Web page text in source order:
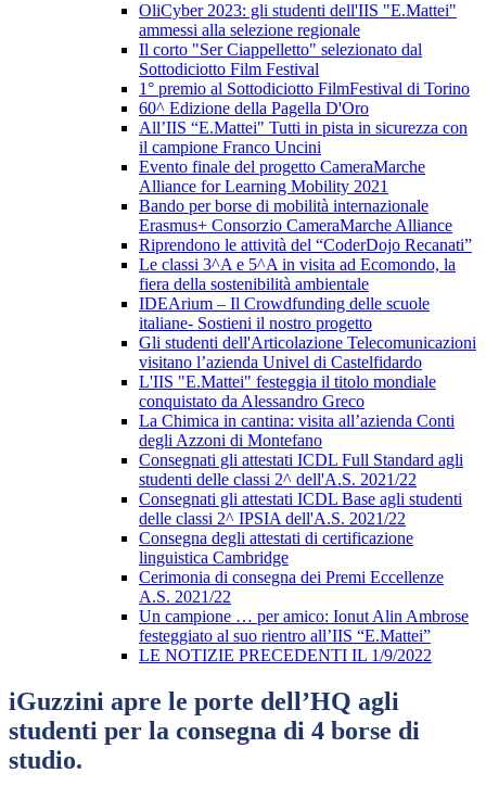
OliCyber 2023: gli studenti dell'IIS "E.Mattei"
ammessi alla selezione regionale
Il corto "Ser Ciappelletto" selezionato dal
Sottodiciotto Film Festival
1° premio al Sottodiciotto FilmFestival di Torino
60^ Edizione della Pagella D'Oro
All’IIS “E.Mattei" Tutti in pista in sicurezza con
il campione Franco Uncini
Evento finale del progetto CameraMarche
Alliance for Learning Mobility 2021
Bando per borse di mobilità internazionale
Erasmus+ Consorzio CameraMarche Alliance
Riprendono le attività del “CoderDojo Recanati”
Le classi 3^A e 5^A in visita ad Ecomondo, la
fiera della sostenibilità ambientale
IDEArium – Il Crowdfunding delle scuole
italiane- Sostieni il nostro progetto
Gli studenti dell'Articolazione Telecomunicazioni
visitano l’azienda Univel di Castelfidardo
L'IIS "E.Mattei" festeggia il titolo mondiale
conquistato da Alessandro Greco
La Chimica in cantina: visita all’azienda Conti
degli Azzoni di Montefano
Consegnati gli attestati ICDL Full Standard agli
studenti delle classi 2^ dell'A.S. 2021/22
Consegnati gli attestati ICDL Base agli studenti
delle classi 2^ IPSIA dell'A.S. 2021/22
Consegna degli attestati di certificazione
linguistica Cambridge
Cerimonia di consegna dei Premi Eccellenze
A.S. 2021/22
Un campione … per amico: Ionut Alin Ambrose
festeggiato al suo rientro all’IIS “E.Mattei”
LE NOTIZIE PRECEDENTI IL 1/9/2022
iGuzzini apre le porte dell’HQ agli
studenti per la consegna di 4 borse di
studio.